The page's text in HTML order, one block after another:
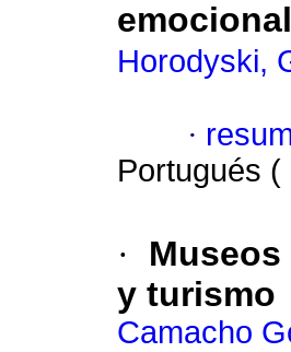
Horodyski,
·
Portugués (
·
y turismo
Camacho